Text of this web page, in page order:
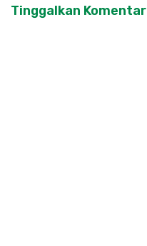
Tinggalkan Komentar